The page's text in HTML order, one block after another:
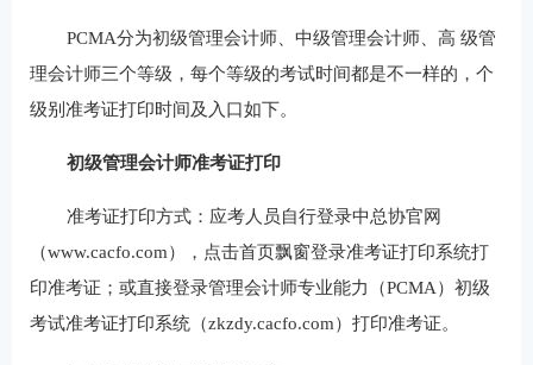
PCMA分为初级管理会计师、中级管理会计师、高 级管
理会计师三个等级，每个等级的考试时间都是不一样的，个
级别准考证打印时间及入口如下。
初级管理会计师准考证打印
准考证打印方式：应考人员自行登录中总协官网
（www.cacfo.com），点击首页飘窗登录准考证打印系统打
印准考证；或直接登录管理会计师专业能力（PCMA）初级
考试准考证打印系统（zkzdy.cacfo.com）打印准考证。